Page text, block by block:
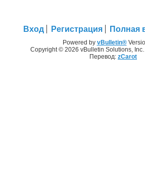
Вход Регистрация Полная
Powered by vBulletin®
Copyright © 2026 vBulletin Solutions,
Перевод: zCarot